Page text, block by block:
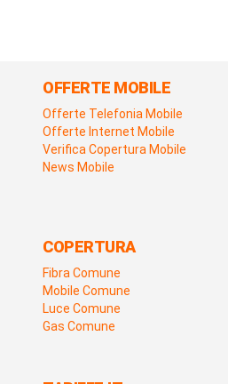
OFFERTE MOBILE
Offerte Telefonia Mobile
Offerte Internet Mobile
Verifica Copertura Mobile
News Mobile
COPERTURA
Fibra Comune
Mobile Comune
Luce Comune
Gas Comune